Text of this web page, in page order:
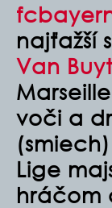
najťažší
Van
voči a
Lige
hráčom